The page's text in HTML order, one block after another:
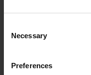
Selection
Necessary
Preferences
Tilaa blogi!